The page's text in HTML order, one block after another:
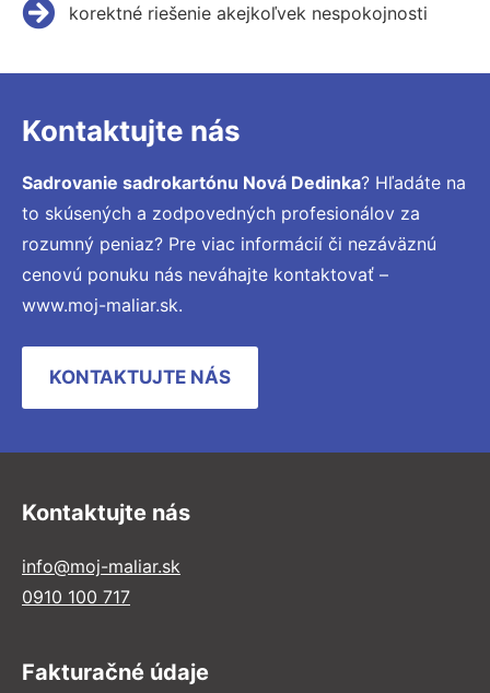
korektné riešenie akejkoľvek nespokojnosti
Kontaktujte nás
Sadrovanie sadrokartónu Nová Dedinka? Hľadáte na
to skúsených a zodpovedných profesionálov za
rozumný peniaz? Pre viac informácií či nezáväznú
cenovú ponuku nás neváhajte kontaktovať –
www.moj-maliar.sk.
KONTAKTUJTE NÁS
Kontaktujte nás
info@moj-maliar.sk
0910 100 717
Fakturačné údaje